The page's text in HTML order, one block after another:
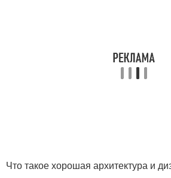
Что такое хорошая архитектура и